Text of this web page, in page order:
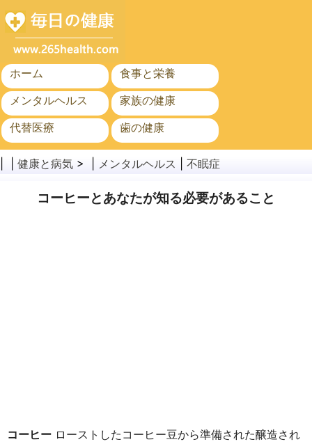
ホーム
食事と栄養
メンタルヘルス
家族の健康
代替医療
歯の健康
がん
公衆衛生と安全
健康と病気 > | メンタルヘルス 不眠症
コーヒーとあなたが知る必要があること
コーヒー ローストしたコーヒー豆から準備された醸造され